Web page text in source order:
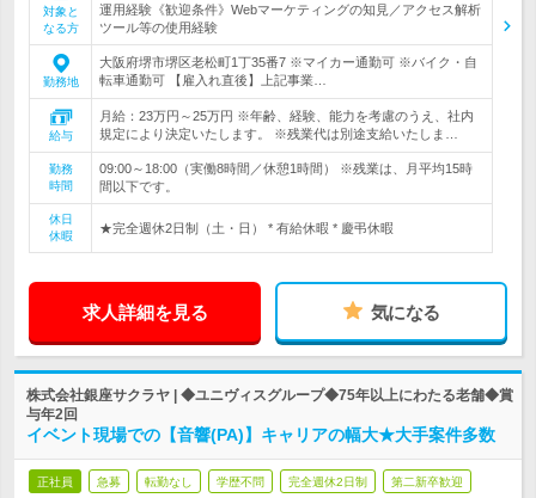
対象と
なる方
運用経験《歓迎条件》Webマーケティングの知見／アクセス解析
ツール等の使用経験
勤務地
大阪府堺市堺区老松町1丁35番7 ※マイカー通勤可 ※バイク・自
転車通勤可 【雇入れ直後】上記事業…
給与
月給：23万円～25万円 ※年齢、経験、能力を考慮のうえ、社内
規定により決定いたします。 ※残業代は別途支給いたしま…
勤務
時間
09:00～18:00（実働8時間／休憩1時間） ※残業は、月平均15時
間以下です。
休日
休暇
★完全週休2日制（土・日） * 有給休暇 * 慶弔休暇
求人詳細を見る 気になる
株式会社銀座サクラヤ | ◆ユニヴィスグループ◆75年以上にわたる老舗◆賞
与年2回
イベント現場での【音響(PA)】キャリアの幅大★大手案件多数
正社員 急募 転勤なし 学歴不問 完全週休2日制 第二新卒歓迎